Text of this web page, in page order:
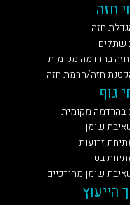
חזה
חזה
שתלים
בהרדמה מקומית
חזה/הרמת חזה
גוף
בהרדמה מקומית
שומן
זרועות
בטן
שומן מהירכיים
הייעוץ